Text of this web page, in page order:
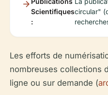
Scientifiques
:
circular"
Les efforts de
nombreuses collections
ligne ou sur demande (